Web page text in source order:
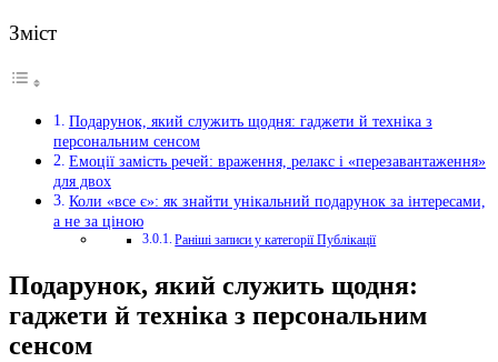
Зміст
Подарунок, який служить щодня: гаджети й техніка з
персональним сенсом
Емоції замість речей: враження, релакс і «перезавантаження»
для двох
Коли «все є»: як знайти унікальний подарунок за інтересами,
а не за ціною
Раніші записи у категорії Публікації
Подарунок, який служить щодня:
гаджети й техніка з персональним
сенсом